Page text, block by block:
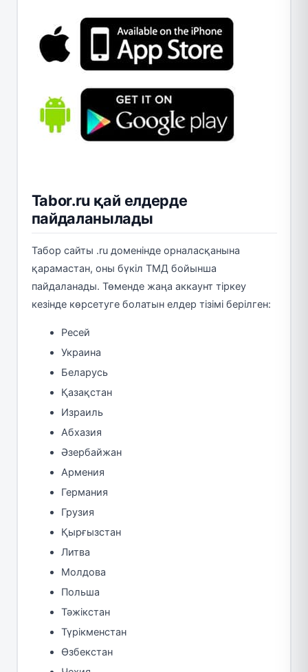
Tabor.ru қай елдерде
пайдаланылады
Табор сайты .ru доменінде орналасқанына
қарамастан, оны бүкіл ТМД бойынша
пайдаланады. Төменде жаңа аккаунт тіркеу
кезінде көрсетуге болатын елдер тізімі берілген:
Ресей
Украина
Беларусь
Қазақстан
Израиль
Абхазия
Әзербайжан
Армения
Германия
Грузия
Қырғызстан
Литва
Молдова
Польша
Тәжікстан
Түрікменстан
Өзбекстан